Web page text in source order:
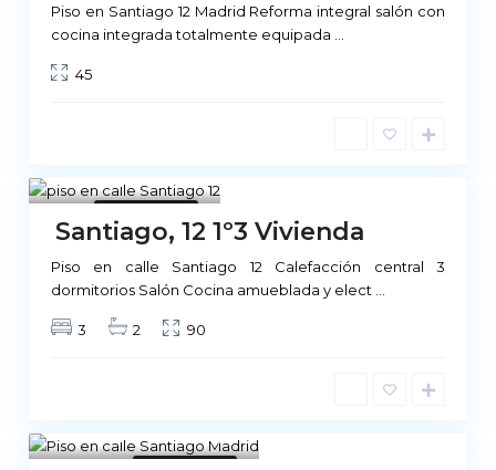
Piso en Santiago 12 Madrid Reforma integral salón con
cocina integrada totalmente equipada
45
Madrid
Santiago, 12 1º3 Vivienda
Piso en calle Santiago 12 Calefacción central 3
dormitorios Salón Cocina amueblada y elect
3 2 90
Madrid